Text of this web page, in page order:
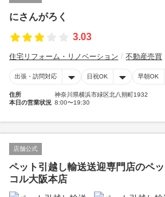
にさんがろく
3.03
住宅リフォーム・リノベーション 不動産売買
出張・訪問対応 日祝OK 早朝OK
住所
神奈川県横浜市緑区北八朔町1932
本日の営業状況 8:00〜19:30
店舗公式
ペット引越し輸送送迎専門店のペ
コル大阪本店